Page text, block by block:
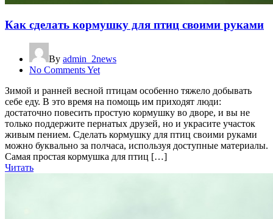
Как сделать кормушку для птиц своими руками
By admin_2news
No Comments Yet
Зимой и ранней весной птицам особенно тяжело добывать
себе еду. В это время на помощь им приходят люди:
достаточно повесить простую кормушку во дворе, и вы не
только поддержите пернатых друзей, но и украсите участок
живым пением. Сделать кормушку для птиц своими руками
можно буквально за полчаса, используя доступные материалы.
Самая простая кормушка для птиц […]
Читать